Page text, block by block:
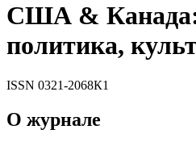
США & Канада:
политика,
ISSN 0321-2068К1
О журнале